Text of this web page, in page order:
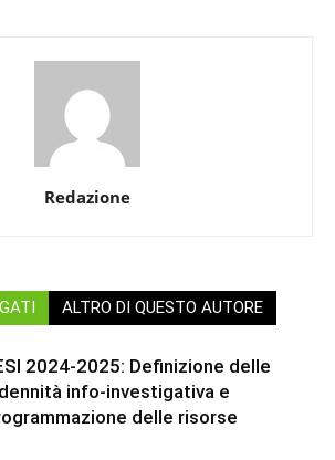
Redazione
ALTRO DI QUESTO AUTORE
2024-2025: Definizione delle
info-investigativa e
delle risorse